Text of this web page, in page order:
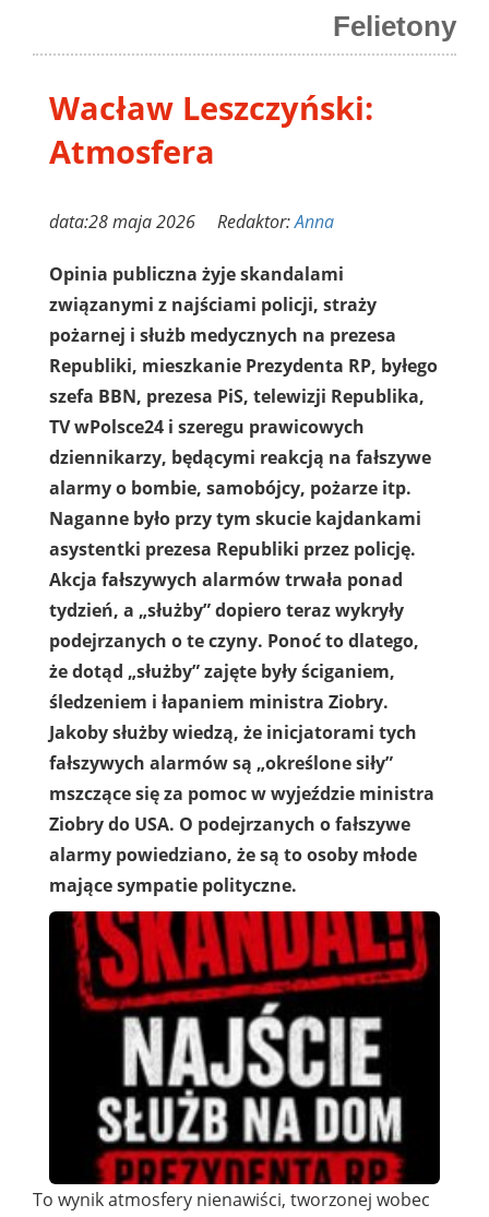
Felietony
Wacław Leszczyński:
Atmosfera
data:28 maja 2026 Redaktor:Anna
Opinia publiczna żyje skandalami
związanymi z najściami policji, straży
pożarnej i służb medycznych na prezesa
Republiki, mieszkanie Prezydenta RP, byłego
szefa BBN, prezesa PiS, telewizji Republika,
TV wPolsce24 i szeregu prawicowych
dziennikarzy, będącymi reakcją na fałszywe
alarmy o bombie, samobójcy, pożarze itp.
Naganne było przy tym skucie kajdankami
asystentki prezesa Republiki przez policję.
Akcja fałszywych alarmów trwała ponad
tydzień, a „służby” dopiero teraz wykryły
podejrzanych o te czyny. Ponoć to dlatego,
że dotąd „służby” zajęte były ściganiem,
śledzeniem i łapaniem ministra Ziobry.
Jakoby służby wiedzą, że inicjatorami tych
fałszywych alarmów są „określone siły”
mszczące się za pomoc w wyjeździe ministra
Ziobry do USA. O podejrzanych o fałszywe
alarmy powiedziano, że są to osoby młode
mające sympatie polityczne.
To wynik atmosfery nienawiści, tworzonej wobec